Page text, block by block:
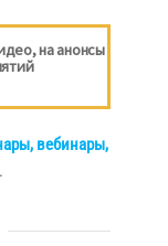
на анонсы
вебинары,